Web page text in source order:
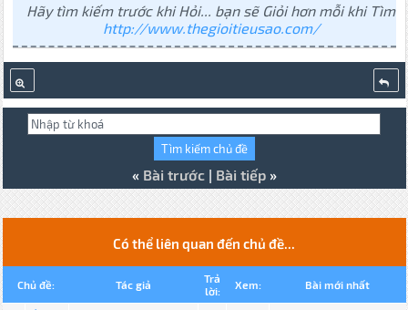
Hãy tìm kiếm trước khi Hỏi... bạn sẽ Giỏi hơn mỗi khi Tìm
http://www.thegioitieusao.com/
« Bài trước| Bài tiếp»
Có thể liên quan đến chủ đề...
Chủ đề: Tác giả
Trả
lời:
Xem: Bài mới nhất